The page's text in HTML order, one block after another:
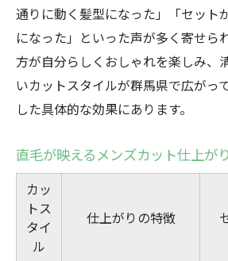
通りに動く髪型になった」「セット
になった」といった声が多く寄せら
方が自分らしくおしゃれを楽しみ、
いカットスタイルが群馬県で広がっ
した具体的な効果にあります。
直毛が映えるメンズカット仕上が
カッ
トス
タイ
ル
仕上がりの特徴